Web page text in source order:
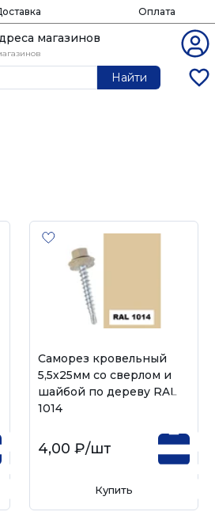
Оплата
магазинов
Найти
Саморез кровельный
5,5х25мм со сверлом и
шайбой по дереву RAL
1014
4,00 ₽/шт
Купить